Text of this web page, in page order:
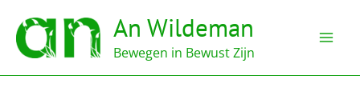
naar
inhoud
An Wildeman
Bewegen in Bewust Zijn